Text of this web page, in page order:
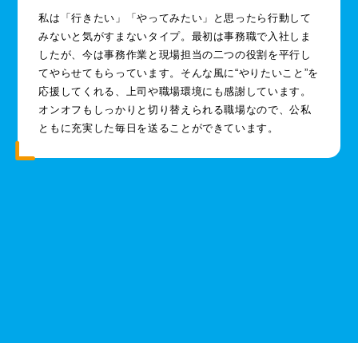
私は「行きたい」「やってみたい」と思ったら行動して
みないと気がすまないタイプ。最初は事務職で入社しま
したが、今は事務作業と現場担当の二つの役割を平行し
てやらせてもらっています。そんな風に“やりたいこと”を
応援してくれる、上司や職場環境にも感謝しています。
オンオフもしっかりと切り替えられる職場なので、公私
ともに充実した毎日を送ることができています。